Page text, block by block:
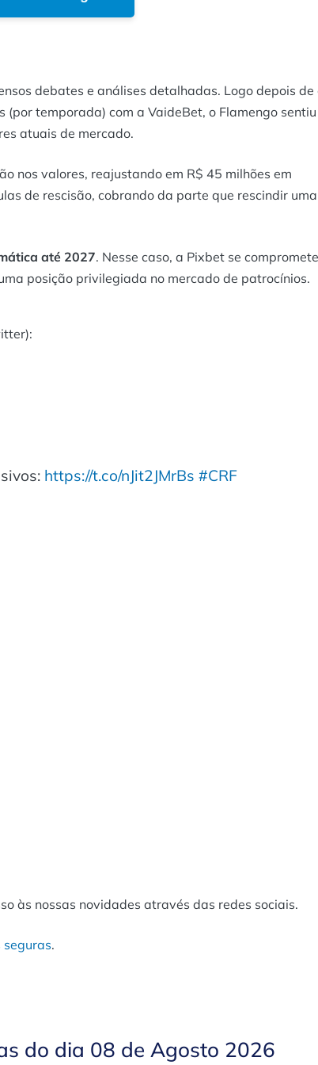
debates e análises detalhadas. Logo depois de
(por temporada) com a VaideBet, o Flamengo sentiu
atuais de mercado.
nos valores, reajustando em R$ 45 milhões em
de rescisão, cobrando da parte que rescindir uma
até 2027. Nesse caso, a Pixbet se compromete
posição privilegiada no mercado de patrocínios.
https://t.co/nJit2JMrBs #CRF
às nossas novidades através das redes sociais.
.
do dia 08 de Agosto 2026